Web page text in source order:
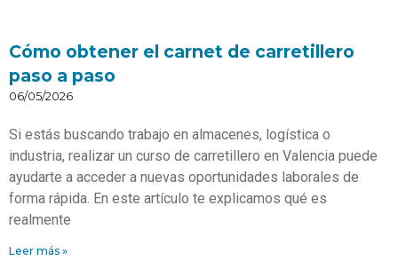
Cómo obtener el carnet de carretillero
paso a paso
06/05/2026
Si estás buscando trabajo en almacenes, logística o
industria, realizar un curso de carretillero en Valencia puede
ayudarte a acceder a nuevas oportunidades laborales de
forma rápida. En este artículo te explicamos qué es
realmente
Leer más »